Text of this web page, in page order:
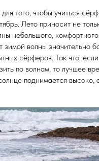
того, чтобы учиться
Лето приносит не
небольшого,
зимой волны значительно
сёрферов. Так что,
по волнам, то лучшее
поднимается высоко,